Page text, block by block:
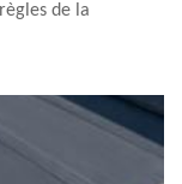
de la